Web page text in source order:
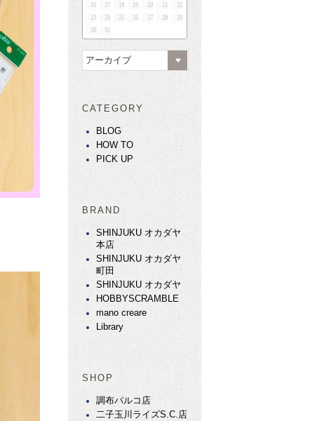
16
17 18 19 20 21
22
23
24 25 26 27 28
29
30
31
アーカイブ
CATEGORY
BLOG
HOW TO
PICK UP
BRAND
SHINJUKU オカダヤ
本店
SHINJUKU オカダヤ
町田
SHINJUKU オカダヤ
HOBBYSCRAMBLE
mano creare
Library
SHOP
調布パルコ店
二子玉川ライズS.C.店